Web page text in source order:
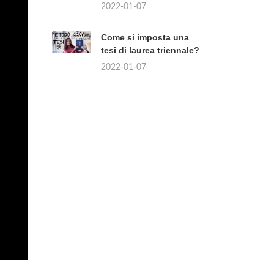
2022-01-07
Come si imposta una
tesi di laurea triennale?
2022-01-07